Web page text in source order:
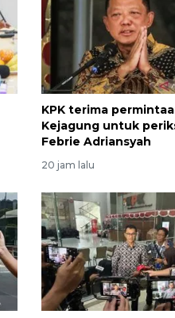
KPK terima
Kejagung untuk
Febrie Adriansyah
20 jam lalu